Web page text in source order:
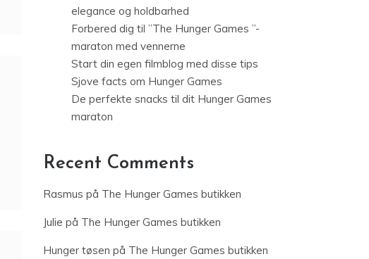
elegance og holdbarhed
Forbered dig til ”The Hunger Games ”-
maraton med vennerne
Start din egen filmblog med disse tips
Sjove facts om Hunger Games
De perfekte snacks til dit Hunger Games
maraton
Recent Comments
Rasmus på The Hunger Games butikken
Julie på The Hunger Games butikken
Hunger tøsen på The Hunger Games butikken